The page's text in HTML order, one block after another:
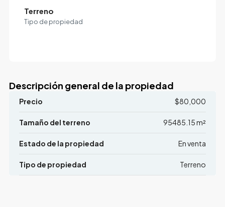
Terreno
Tipo de propiedad
Descripción general de la propiedad
Precio $80,000
Tamaño del terreno 95485.15 m²
Estado de la propiedad En venta
Tipo de propiedad Terreno